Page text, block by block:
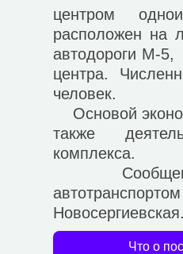
центром
расположен на
автодороги М-5,
центра.
человек.
Основой
также
комплекса.
Сообщение
Новосергиевская.
Что о